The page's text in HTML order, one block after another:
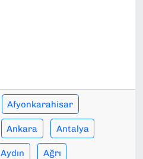
Afyonkarahisar
Ankara Antalya
Aydın Ağrı